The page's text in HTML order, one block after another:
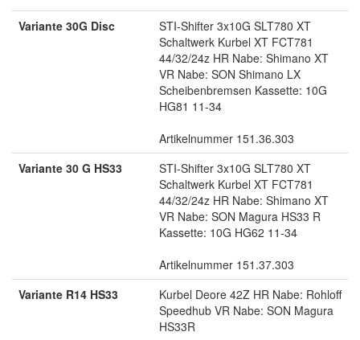
Variante 30G Disc
STI-Shifter 3x10G SLT780 XT
Schaltwerk Kurbel XT FCT781
44/32/24z HR Nabe: Shimano XT
VR Nabe: SON Shimano LX
Scheibenbremsen Kassette: 10G
HG81 11-34
Artikelnummer 151.36.303
Variante 30 G HS33
STI-Shifter 3x10G SLT780 XT
Schaltwerk Kurbel XT FCT781
44/32/24z HR Nabe: Shimano XT
VR Nabe: SON Magura HS33 R
Kassette: 10G HG62 11-34
Artikelnummer 151.37.303
Variante R14 HS33
Kurbel Deore 42Z HR Nabe: Rohloff
Speedhub VR Nabe: SON Magura
HS33R